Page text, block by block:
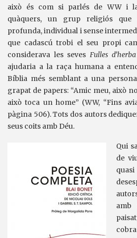
això és com si parlés de WW i
quàquers, un grup religiós que
profunda, individual i sense
que cadascú trobi el seu propi
considerava les seves Fulles d’herba
ajudaria a la raça humana a
Bíblia més semblant a una
grapat de papers: “Amic meu, això
això toca un home” (WW, “Fins
pàgina 506). Tots dos autors
seus coits amb Déu.
Qui
de
amb